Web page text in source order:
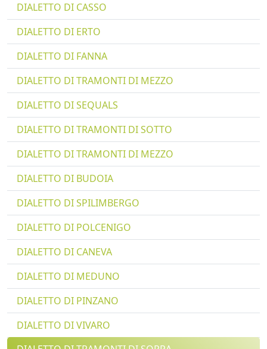
DIALETTO DI CASSO
DIALETTO DI ERTO
DIALETTO DI FANNA
DIALETTO DI TRAMONTI DI MEZZO
DIALETTO DI SEQUALS
DIALETTO DI TRAMONTI DI SOTTO
DIALETTO DI TRAMONTI DI MEZZO
DIALETTO DI BUDOIA
DIALETTO DI SPILIMBERGO
DIALETTO DI POLCENIGO
DIALETTO DI CANEVA
DIALETTO DI MEDUNO
DIALETTO DI PINZANO
DIALETTO DI VIVARO